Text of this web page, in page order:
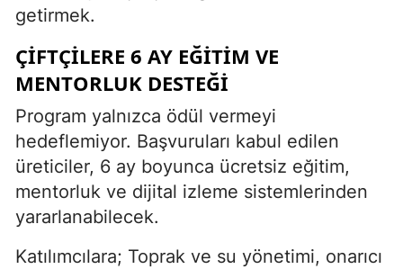
getirmek.
ÇIFTÇILERE 6 AY EĞITIM VE
MENTORLUK DESTEĞI
Program yalnızca ödül vermeyi
hedeflemiyor. Başvuruları kabul edilen
üreticiler, 6 ay boyunca ücretsiz eğitim,
mentorluk ve dijital izleme sistemlerinden
yararlanabilecek.
Katılımcılara; Toprak ve su yönetimi, onarıcı